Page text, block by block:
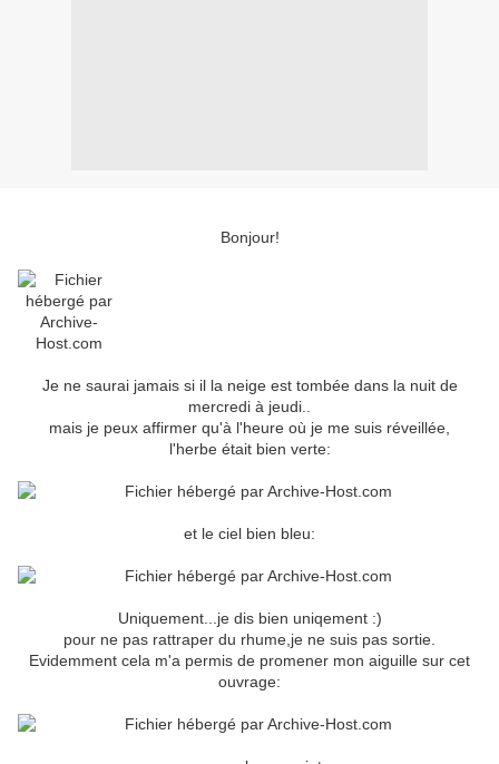
Bonjour!
Je ne saurai jamais si il la neige est tombée dans la nuit de
mercredi à jeudi..
mais je peux affirmer qu'à l'heure où je me suis réveillée,
l'herbe était bien verte:
et le ciel bien bleu:
Uniquement...je dis bien uniqement :)
pour ne pas rattraper du rhume,je ne suis pas sortie.
Evidemment cela m'a permis de promener mon aiguille sur cet
ouvrage: